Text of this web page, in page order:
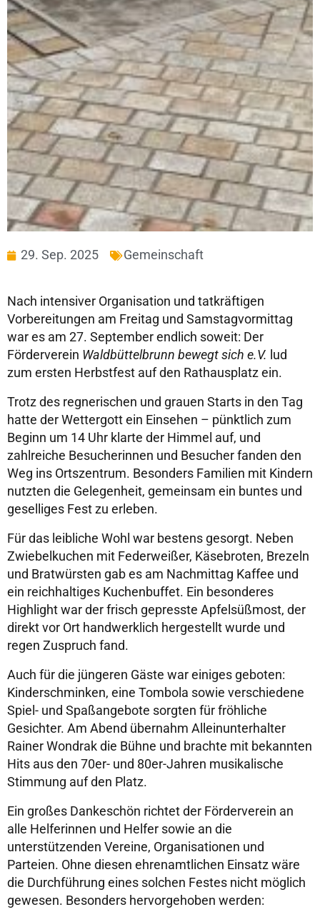
29. Sep. 2025 Gemeinschaft
Nach intensiver Organisation und tatkräftigen
Vorbereitungen am Freitag und Samstagvormittag
war es am 27. September endlich soweit: Der
Förderverein Waldbüttelbrunn bewegt sich e.V. lud
zum ersten Herbstfest auf den Rathausplatz ein.
Trotz des regnerischen und grauen Starts in den Tag
hatte der Wettergott ein Einsehen – pünktlich zum
Beginn um 14 Uhr klarte der Himmel auf, und
zahlreiche Besucherinnen und Besucher fanden den
Weg ins Ortszentrum. Besonders Familien mit Kindern
nutzten die Gelegenheit, gemeinsam ein buntes und
geselliges Fest zu erleben.
Für das leibliche Wohl war bestens gesorgt. Neben
Zwiebelkuchen mit Federweißer, Käsebroten, Brezeln
und Bratwürsten gab es am Nachmittag Kaffee und
ein reichhaltiges Kuchenbuffet. Ein besonderes
Highlight war der frisch gepresste Apfelsüßmost, der
direkt vor Ort handwerklich hergestellt wurde und
regen Zuspruch fand.
Auch für die jüngeren Gäste war einiges geboten:
Kinderschminken, eine Tombola sowie verschiedene
Spiel- und Spaßangebote sorgten für fröhliche
Gesichter. Am Abend übernahm Alleinunterhalter
Rainer Wondrak die Bühne und brachte mit bekannten
Hits aus den 70er- und 80er-Jahren musikalische
Stimmung auf den Platz.
Ein großes Dankeschön richtet der Förderverein an
alle Helferinnen und Helfer sowie an die
unterstützenden Vereine, Organisationen und
Parteien. Ohne diesen ehrenamtlichen Einsatz wäre
die Durchführung eines solchen Festes nicht möglich
gewesen. Besonders hervorgehoben werden: